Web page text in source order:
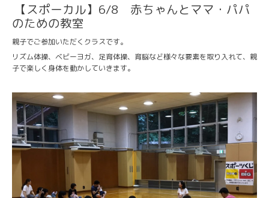
【スポーカル】6/8 赤ちゃんとママ・パパ
のための教室
親子でご参加いただくクラスです。
リズム体操、ベビーヨガ、足育体操、育脳など様々な要素を取り入れて、親
子で楽しく身体を動かしていきます。